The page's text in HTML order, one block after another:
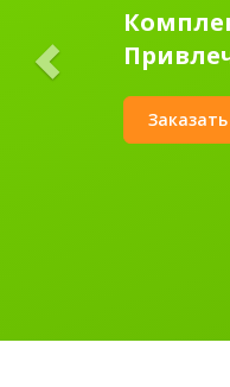
Заказать